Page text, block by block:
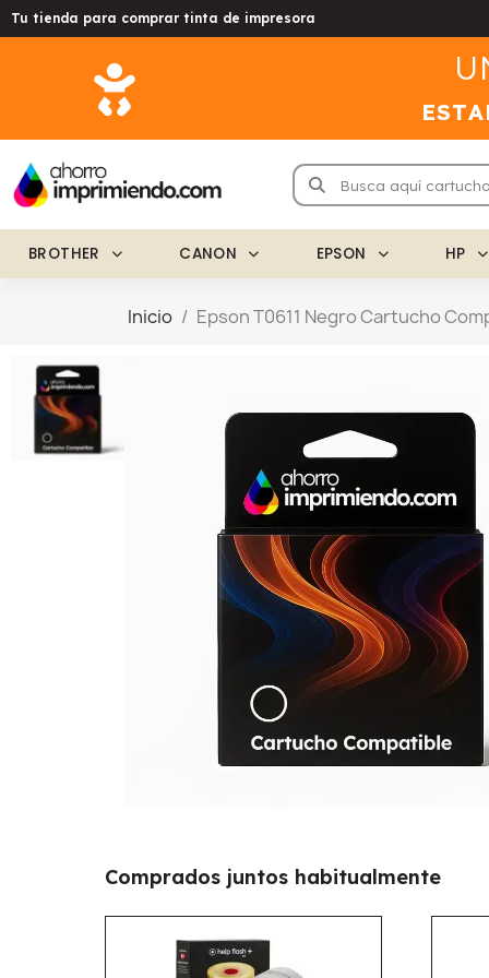
Tu tienda para comprar tinta de impresora
BROTHER CANON EPSON HP
Inicio Epson T0611 Negro Cartucho
Comprados juntos habitualmente